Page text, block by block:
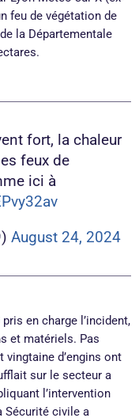
feu de végétation de
la Départementale
fort, la chaleur
feux de
ici à
August 24, 2024
en charge l’incident,
et matériels. Pas
vingtaine d’engins ont
sur le secteur a
l’intervention
Sécurité civile a